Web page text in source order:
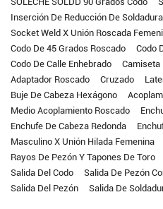
Inserción De Reducción De
Socket Weld X Unión Roscada
Codo De 45 Grados Roscado
Codo
Codo De Calle Enhebrado
Camiseta
Adaptador Roscado
Cruzado
Buje De Cabeza Hexágono
Medio Acoplamiento Roscado
Enchufe De Cabeza Redonda
Masculino X Unión Hilada Femenina
Rayos De Pezón Y Tapones De Toro
Salida Del Codo
Salida De Pezón
Salida Del Pezón
Salida De